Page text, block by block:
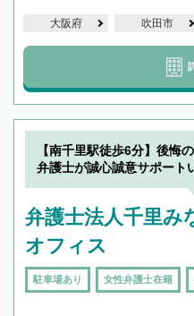
大阪府 吹田市
【南千里駅徒歩6分】後悔
弁護士が誠心誠意サポート
弁護士法人千里み
オフィス
駐車場あり 女性弁護士在籍